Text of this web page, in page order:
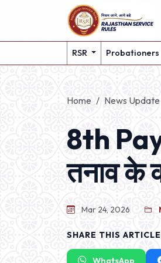
RSR Probationers
Home News Update
8th
तनाव के
Mar 24, 2026
SHARE THIS ARTICLE
WhatsApp